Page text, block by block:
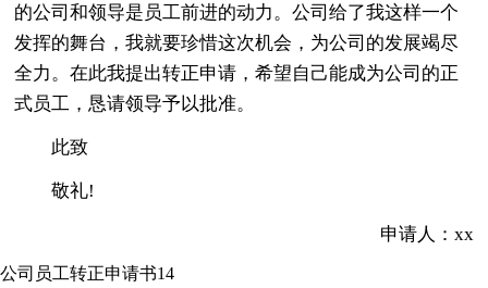
的公司和领导是员工前进的动力。公司给了我这样一个
发挥的舞台，我就要珍惜这次机会，为公司的发展竭尽
全力。在此我提出转正申请，希望自己能成为公司的正
式员工，恳请领导予以批准。
此致
敬礼!
申请人：xx
公司员工转正申请书14